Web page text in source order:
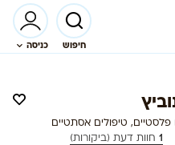
חיפוש כניסה
טיפולים אסתטיים
1 חוות דעת (ביקורות)